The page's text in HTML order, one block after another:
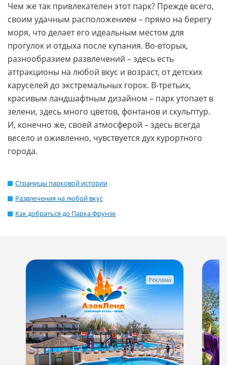
Чем же так привлекателен этот парк? Прежде всего,
своим удачным расположением – прямо на берегу
моря, что делает его идеальным местом для
прогулок и отдыха после купания. Во-вторых,
разнообразием развлечений – здесь есть
аттракционы на любой вкус и возраст, от детских
каруселей до экстремальных горок. В-третьих,
красивым ландшафтным дизайном – парк утопает в
зелени, здесь много цветов, фонтанов и скульптур.
И, конечно же, своей атмосферой – здесь всегда
весело и оживленно, чувствуется дух курортного
города.
Страницы парковой истории
Развлечения на любой вкус
Как добраться до Парка Фрунзе
Реклама